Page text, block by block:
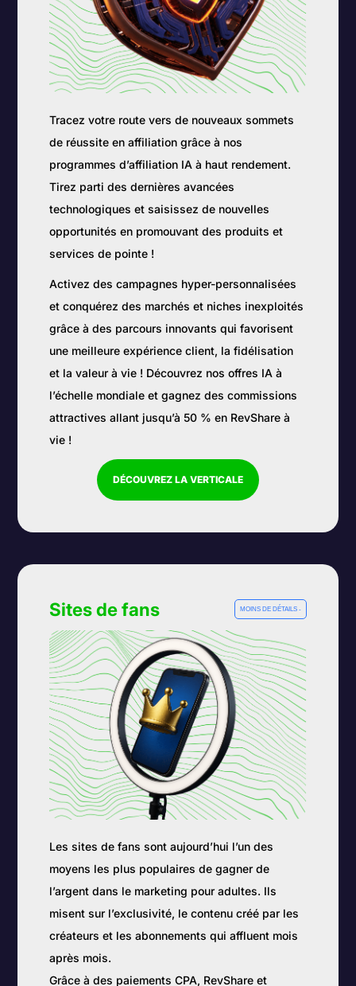
Tracez votre route vers de nouveaux sommets
de réussite en affiliation grâce à nos
programmes d’affiliation IA à haut rendement.
Tirez parti des dernières avancées
technologiques et saisissez de nouvelles
opportunités en promouvant des produits et
services de pointe !
Activez des campagnes hyper-personnalisées
et conquérez des marchés et niches inexploités
grâce à des parcours innovants qui favorisent
une meilleure expérience client, la fidélisation
et la valeur à vie ! Découvrez nos offres IA à
l’échelle mondiale et gagnez des commissions
attractives allant jusqu’à 50 % en RevShare à
vie !
DÉCOUVREZ LA VERTICALE
Sites de fans MOINS DE DÉTAILS -
Les sites de fans sont aujourd’hui l’un des
moyens les plus populaires de gagner de
l’argent dans le marketing pour adultes. Ils
misent sur l’exclusivité, le contenu créé par les
créateurs et les abonnements qui affluent mois
après mois.
Grâce à des paiements CPA, RevShare et